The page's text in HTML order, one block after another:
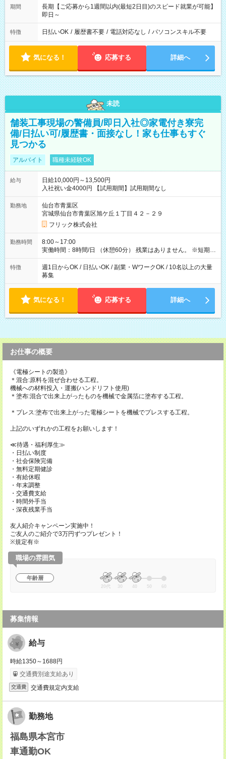
期間
長期【ご応募から1週間以内(最短2日目)のスピード就業が可能】
即日～
特徴 日払いOK / 履歴書不要 / 電話対応なし / パソコンスキル不要
気になる！ 応募する 詳細へ
未読
舗装工事現場の警備員/即日入社◎家電付き寮完
備/日払い可/履歴書・面接なし！家も仕事もすぐ
見つかる
アルバイト 職種未経験OK
給与
日給10,000円～13,500円
入社祝い金4000円 【試用期間】試用期間なし
勤務地
仙台市青葉区
宮城県仙台市青葉区旭ケ丘１丁目４２－２９
フリック株式会社
勤務時間
8:00～17:00
実働時間：8時間/日 （休憩60分） 残業はありません。 ※短期の
募集は行っておりません。予めご了承くださいませ。
特徴
週1日からOK / 日払いOK / 副業・WワークOK / 10名以上の大量
募集
気になる！ 応募する 詳細へ
お仕事の概要
《電極シートの製造》
＊混合:原料を混ぜ合わせる工程。
機械への材料投入・運搬(ハンドリフト使用)
＊塗布:混合で出来上がったものを機械で金属箔に塗布する工程。
＊プレス:塗布で出来上がった電極シートを機械でプレスする工程。
上記のいずれかの工程をお願いします！
≪待遇・福利厚生≫
・日払い制度
・社会保険完備
・無料定期健診
・有給休暇
・年末調整
・交通費支給
・時間外手当
・深夜残業手当
友人紹介キャンペーン実施中！
ご友人のご紹介で3万円ずつプレゼント！
※規定有※
職場の雰囲気
年齢層
20代 30 40 50 60
募集情報
給与
時給1350～1688円
交通費別途支給あり
交通費 交通費規定内支給
勤務地
福島県本宮市
車通勤OK